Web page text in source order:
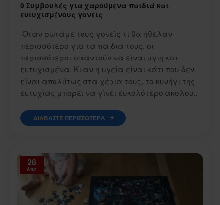
9 Συμβουλές για χαρούμενα παιδιά και
ευτυχισμένους γονεις
Όταν ρωτάμε τους γονείς τι θα ήθελαν
περισσότερο για τα παιδια τους, οι
περισσότεροι απαντούν να είναι υγιή και
ευτυχισμένα. Κι αν η υγεία είναι κάτι που δεν
είναι απολύτως στα χέρια τους, το κυνήγι της
ευτυχίας μπορεί να γίνει ευκολότερο ακολου..
ΔΙΑΒΆΣΤΕ ΠΕΡΙΣΣΌΤΕΡΑ
26
Απρ